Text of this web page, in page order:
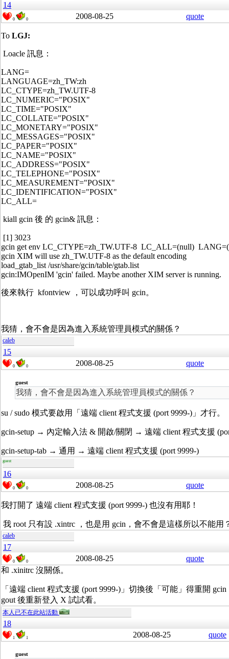
14
0 0 2008-08-25 quote
To LGJ:
Loacle 訊息：
LANG=
LANGUAGE=zh_TW:zh
LC_CTYPE=zh_TW.UTF-8
LC_NUMERIC="POSIX"
LC_TIME="POSIX"
LC_COLLATE="POSIX"
LC_MONETARY="POSIX"
LC_MESSAGES="POSIX"
LC_PAPER="POSIX"
LC_NAME="POSIX"
LC_ADDRESS="POSIX"
LC_TELEPHONE="POSIX"
LC_MEASUREMENT="POSIX"
LC_IDENTIFICATION="POSIX"
LC_ALL=
kiall gcin 後 的 gcin& 訊息：
[1] 3023
gcin get env LC_CTYPE=zh_TW.UTF-8 LC_ALL=(null)
gcin XIM will use zh_TW.UTF-8 as the default encoding
load_gtab_list /usr/share/gcin/table/gtab.list
gcin:IMOpenIM 'gcin' failed. Maybe another XIM server is running.
後來執行 kfontview ，可以成功呼叫 gcin。
我猜，會不會是因為進入系統管理員模式的關係？
caleb
15
0 0 2008-08-25 quote
guest
我猜，會不會是因為進入系統管理員模式的關係？
su / sudo 模式要啟用「遠端 client 程式支援 (port 9999-)」才行。
gcin-setup → 內定輸入法 & 開啟/關閉 → 遠端 client 程式支援
gcin-setup-tab → 通用 → 遠端 client 程式支援 (port 9999-)
guest
16
0 0 2008-08-25 quote
我打開了 遠端 client 程式支援 (port 9999-) 也沒有用耶！
我 root 只有設 .xintrc ，也是用 gcin，會不會是這樣所以不能用
caleb
17
0 0 2008-08-25
quote
和 .xinitrc 沒關係。
「遠端 client 程式支援 (port 9999-)」切換後「可能」得重開
gout 後重新登入 X 試試看。
本人已不在此站活動
18
1 1 2008-08-25 quote
guest